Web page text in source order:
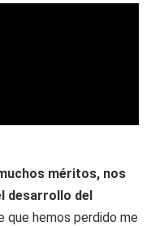
méritos, nos
desarrollo del
que hemos perdido me